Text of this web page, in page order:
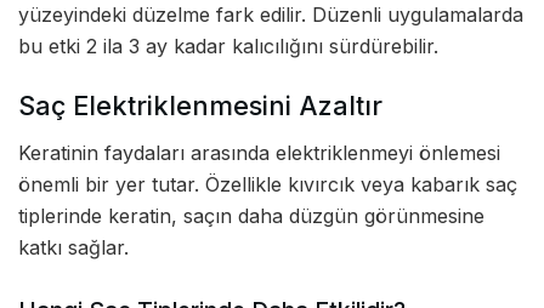
yüzeyindeki düzelme fark edilir. Düzenli uygulamalarda
bu etki 2 ila 3 ay kadar kalıcılığını sürdürebilir.
Saç Elektriklenmesini Azaltır
Keratinin faydaları arasında elektriklenmeyi önlemesi
önemli bir yer tutar. Özellikle kıvırcık veya kabarık saç
tiplerinde keratin, saçın daha düzgün görünmesine
katkı sağlar.